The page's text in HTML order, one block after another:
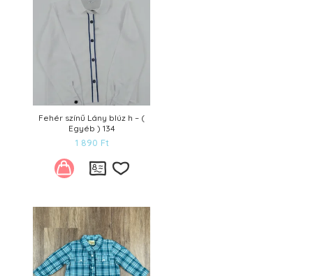
Fehér színű Lány blúz h – (
Egyéb ) 134
1 890 Ft
Kívánságlistára